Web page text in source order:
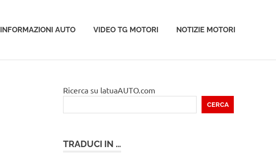
INFORMAZIONI AUTO VIDEO TG MOTORI NOTIZIE MOTORI
Ricerca su latuaAUTO.com
CERCA
TRADUCI IN …